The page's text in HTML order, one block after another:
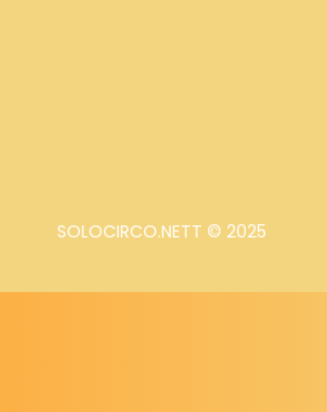
SOLOCIRCO.NETT © 2025